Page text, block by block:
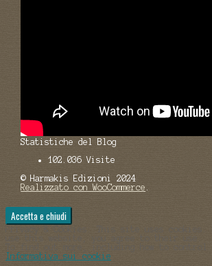
Statistiche del Blog
102.036 Visite
© Harmakis Edizioni 2024
Realizzato con WooCommerce
Informativa sui cookie